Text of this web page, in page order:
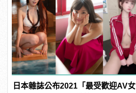
日本雜誌公布2021「最受歡迎AV女